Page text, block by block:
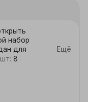
набор
для
Это отличный
любит
придумывать
Ещё
: 8